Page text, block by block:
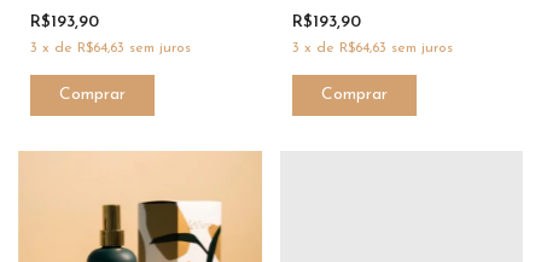
- Le Vivre
R$193,90
3 x de R$64,63 sem juros
- Le Vivre
R$193,90
3 x de R$64,63 sem juros